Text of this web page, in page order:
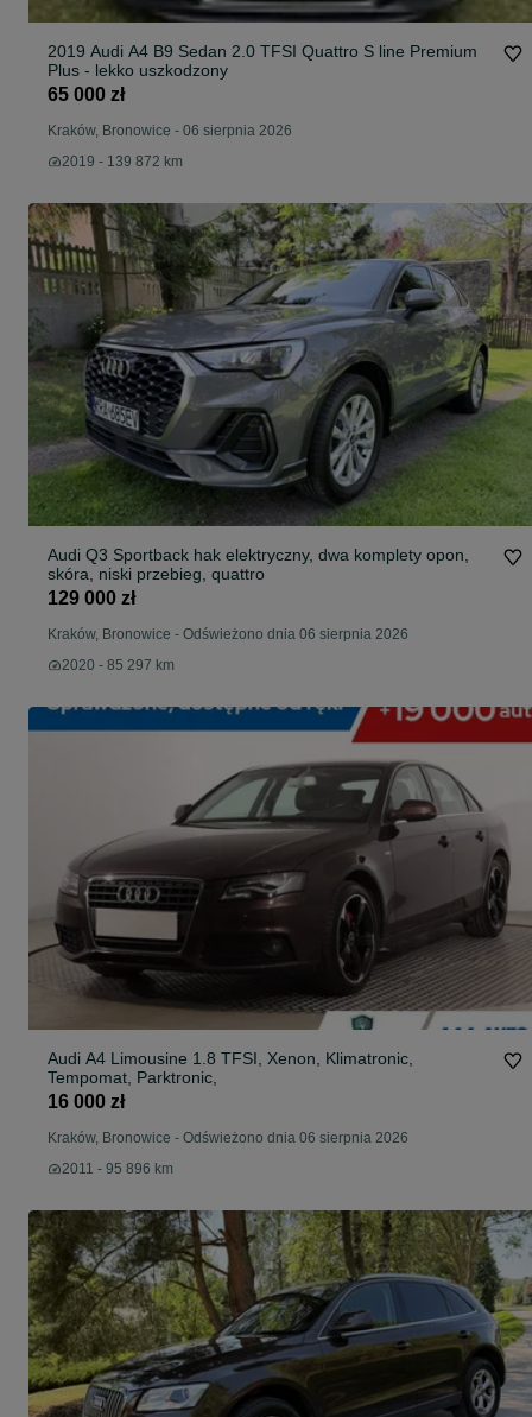
2019 Audi A4 B9 Sedan 2.0 TFSI Quattro S line Premium
Plus - lekko uszkodzony
65 000 zł
Kraków, Bronowice - 06 sierpnia 2026
2019 - 139 872 km
Audi Q3 Sportback hak elektryczny, dwa komplety opon,
skóra, niski przebieg, quattro
129 000 zł
Kraków, Bronowice - Odświeżono dnia 06 sierpnia 2026
2020 - 85 297 km
Audi A4 Limousine 1.8 TFSI, Xenon, Klimatronic,
Tempomat, Parktronic,
16 000 zł
Kraków, Bronowice - Odświeżono dnia 06 sierpnia 2026
2011 - 95 896 km